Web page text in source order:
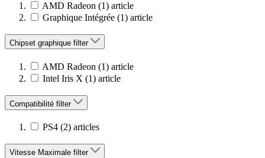
AMD Radeon (1) article
Graphique Intégrée (1) article
Chipset graphique filter
AMD Radeon (1) article
Intel Iris X (1) article
Compatibilité filter
PS4 (2) articles
Vitesse Maximale filter